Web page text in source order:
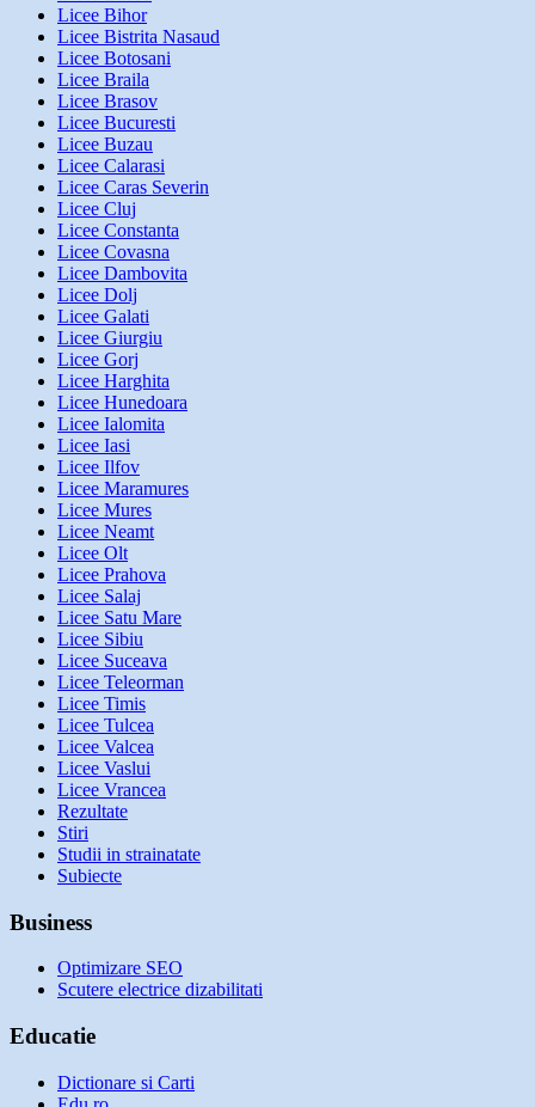
Licee Bihor
Licee Bistrita Nasaud
Licee Botosani
Licee Braila
Licee Brasov
Licee Bucuresti
Licee Buzau
Licee Calarasi
Licee Caras Severin
Licee Cluj
Licee Constanta
Licee Covasna
Licee Dambovita
Licee Dolj
Licee Galati
Licee Giurgiu
Licee Gorj
Licee Harghita
Licee Hunedoara
Licee Ialomita
Licee Iasi
Licee Ilfov
Licee Maramures
Licee Mures
Licee Neamt
Licee Olt
Licee Prahova
Licee Salaj
Licee Satu Mare
Licee Sibiu
Licee Suceava
Licee Teleorman
Licee Timis
Licee Tulcea
Licee Valcea
Licee Vaslui
Licee Vrancea
Rezultate
Stiri
Studii in strainatate
Subiecte
Business
Optimizare SEO
Scutere electrice dizabilitati
Educatie
Dictionare si Carti